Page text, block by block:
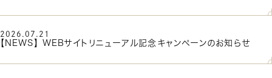
2026.07.21
【NEWS】 WEBサイトリニューアル記念キャンペーンのお知らせ